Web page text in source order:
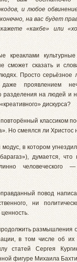
и любое
на вас будет
«какбе» или
креаклами
сможет сказать и
Просто серьёзное
проявлением
разделения на людей и
дискурса?
классиком
Но смеялся ли
в котором
думается, что
человеческого —
повод
ни
размышления
в том числе об их
статей Сергея
фигуре Михаила